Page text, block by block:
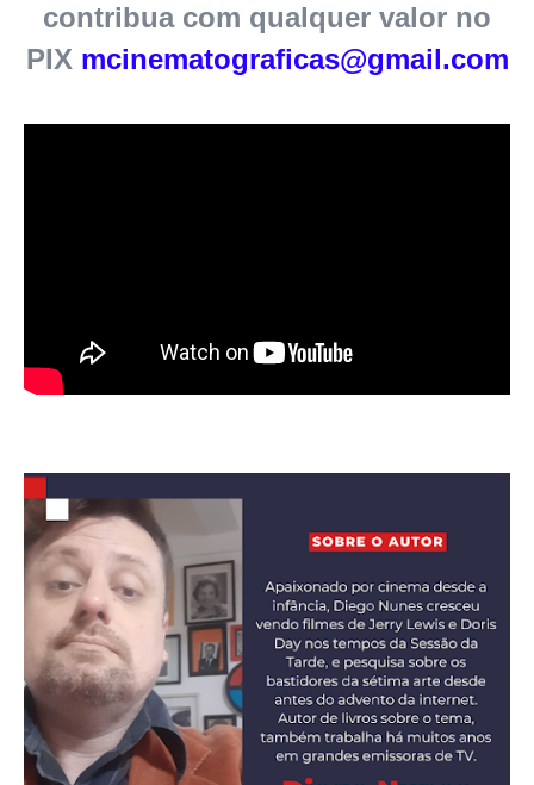
contribua com qualquer valor no
PIX mcinematograficas@gmail.com